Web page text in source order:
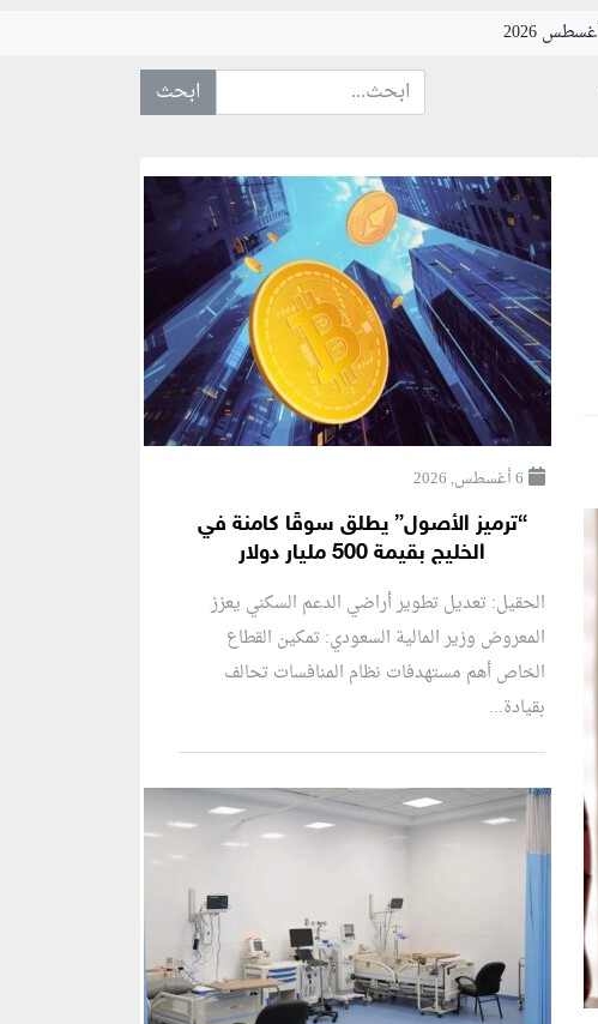
ابحث عن... :
6 أغسطس, 2026
“ترميز الأصول” يطلق سوقًا كامنة في
الخليج بقيمة 500 مليار دولار
الحقيل: تعديل تطوير أراضي الدعم السكني يعزز
المعروض وزير المالية السعودي: تمكين القطاع
الخاص أهم مستهدفات نظام المنافسات تحالف
بقيادة...